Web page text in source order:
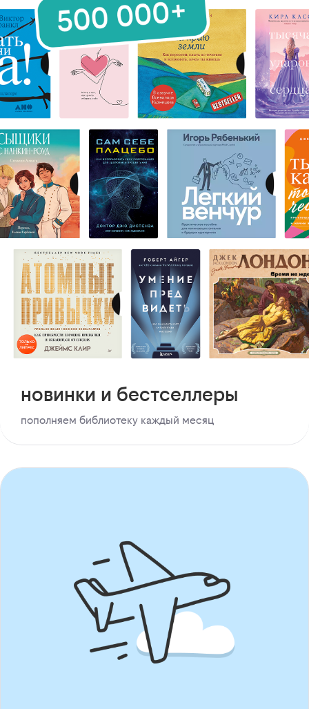
новинки и бестселлеры
пополняем библиотеку каждый месяц